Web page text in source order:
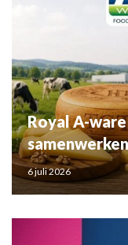
Royal A-
samenwerken
6 juli 2026